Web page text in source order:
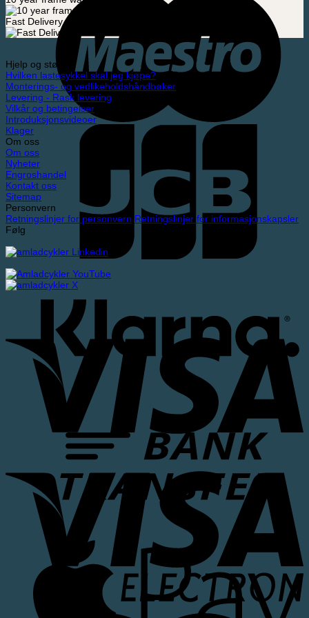
Fast Delivery
Hjelp og støtte
Hvilken lastesykkel skal jeg kjøpe?
Monterings- og vedlikeholdshåndbøker
Levering - Rask levering
Vilkår og betingelser
Introduksjonsvideoer
Klager
Om oss
Om oss
Nyheter
Engroshandel
Kontakt oss
Sitemap
Personvern
Retningslinjer for personvern Retningslinjer for informasjonskapsler
Følg